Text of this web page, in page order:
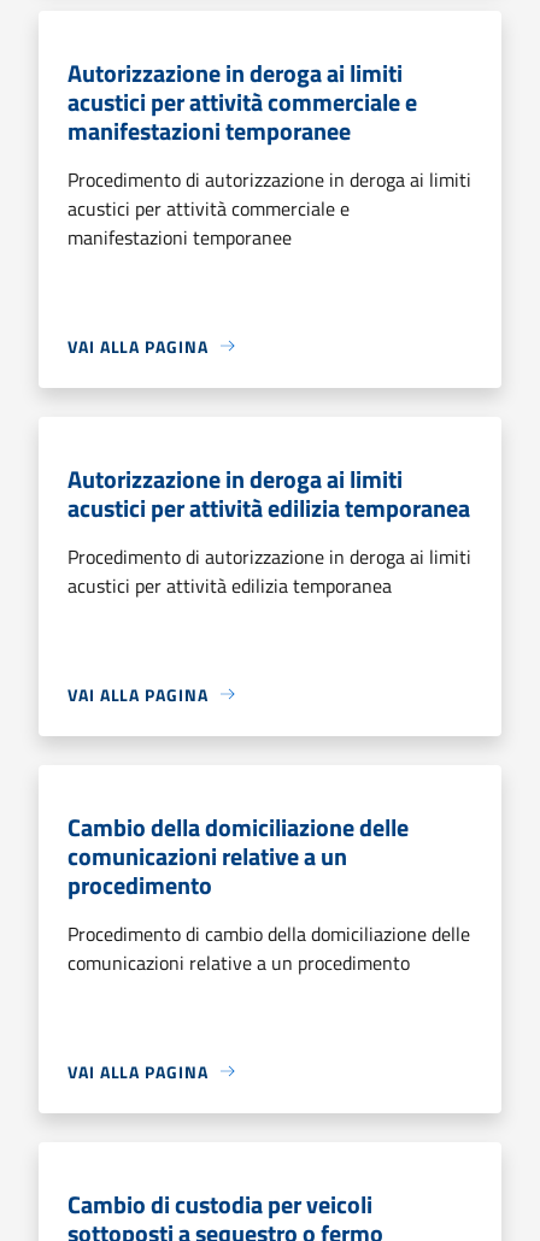
Autorizzazione in deroga ai limiti
acustici per attività commerciale e
manifestazioni temporanee
Procedimento di autorizzazione in deroga ai limiti
acustici per attività commerciale e
manifestazioni temporanee
VAI ALLA PAGINA
Autorizzazione in deroga ai limiti
acustici per attività edilizia temporanea
Procedimento di autorizzazione in deroga ai limiti
acustici per attività edilizia temporanea
VAI ALLA PAGINA
Cambio della domiciliazione delle
comunicazioni relative a un
procedimento
Procedimento di cambio della domiciliazione delle
comunicazioni relative a un procedimento
VAI ALLA PAGINA
Cambio di custodia per veicoli
sottoposti a sequestro o fermo